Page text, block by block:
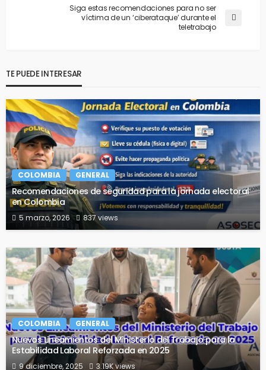
Siga estas recomendaciones para no ser
víctima de un ‘ciberataque’ durante el
teletrabajo
TE PUEDE INTERESAR
COLOMBIA GENERAL
Recomendaciones de seguridad para la jornada electoral
en Colombia
5 marzo, 2026 837 views
COLOMBIA GENERAL
Nuevos Lineamientos del Ministerio del Trabajo para la
Estabilidad Laboral Reforzada en 2025
9 diciembre, 2025 3.19K views